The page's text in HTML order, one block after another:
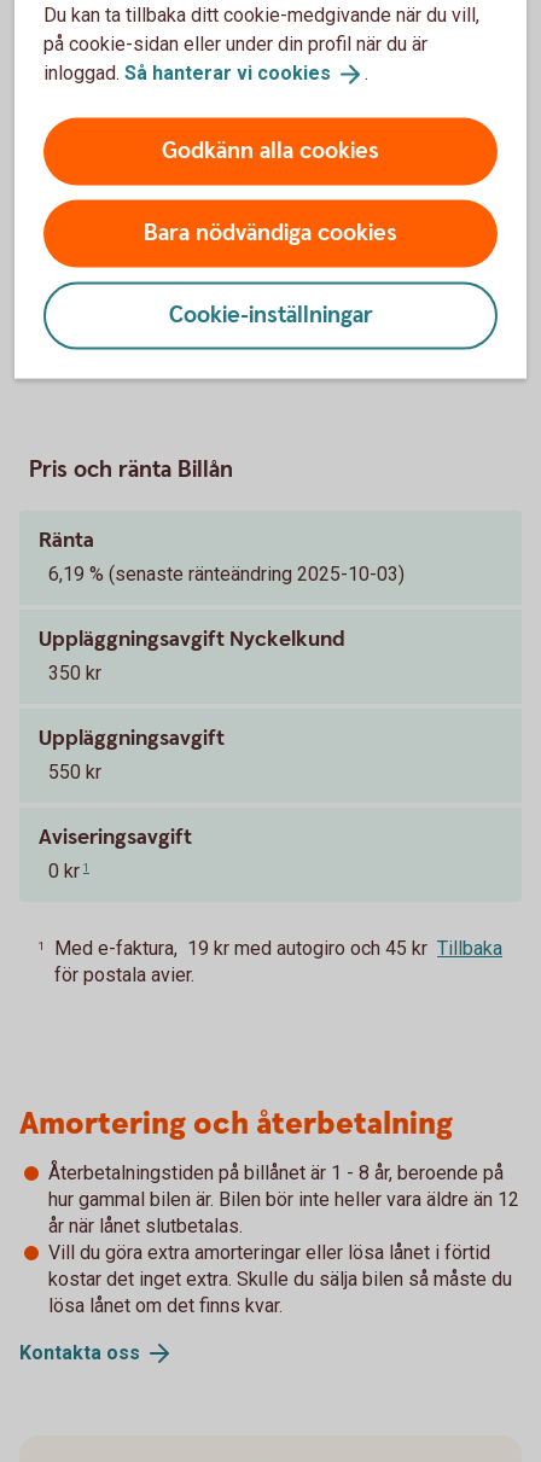
Så fungerar billån
Behöver jag vara kund för att få billån?
Vad krävs för att jag ska få billån?
Hur mycket får jag låna?
Pris och ränta Billån
Ränta
6,19 % (senaste ränteändring 2025-10-03)
Uppläggningsavgift Nyckelkund
350 kr
Uppläggningsavgift
550 kr
Aviseringsavgift
0 kr 1
1
Med e-faktura, 19 kr med autogiro och 45 kr
för postala avier.
Tillbaka
Amortering och återbetalning
Återbetalningstiden på billånet är 1 - 8 år, beroende på
hur gammal bilen är. Bilen bör inte heller vara äldre än 12
år när lånet slutbetalas.
Vill du göra extra amorteringar eller lösa lånet i förtid
kostar det inget extra. Skulle du sälja bilen så måste du
lösa lånet om det finns kvar.
Kontakta oss
Du kan ta tillbaka ditt cookie-medgivande när du vill,
på cookie-sidan eller under din profil när du är
inloggad. Så hanterar vi cookies .
Godkänn alla cookies
Bara nödvändiga cookies
Cookie-inställningar